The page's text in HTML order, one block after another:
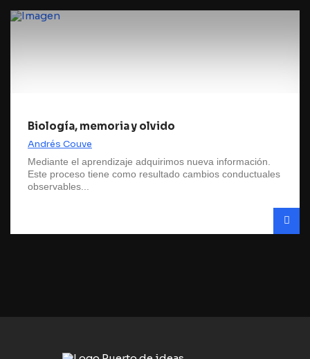
Biología, memoria y olvido
Andrés Couve
Mediante el aprendizaje adquirimos nueva información.
Este proceso tiene como resultado cambios conductuales
observables...